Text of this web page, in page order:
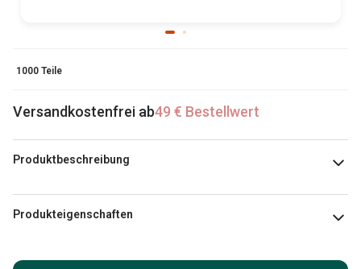
1000 Teile
Versandkostenfrei ab49 € Bestellwert
Produktbeschreibung
Rose Khan
Produkteigenschaften
Marke Eurographics